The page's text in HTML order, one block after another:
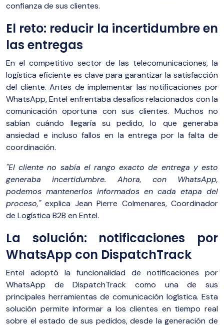
confianza de sus clientes.
El reto: reducir la incertidumbre en
las entregas
En el competitivo sector de las telecomunicaciones, la
logística eficiente es clave para garantizar la satisfacción
del cliente. Antes de implementar las notificaciones por
WhatsApp, Entel enfrentaba desafíos relacionados con la
comunicación oportuna con sus clientes. Muchos no
sabían cuándo llegaría su pedido, lo que generaba
ansiedad e incluso fallos en la entrega por la falta de
coordinación.
"El cliente no sabía el rango exacto de entrega y esto
generaba incertidumbre. Ahora, con WhatsApp,
podemos mantenerlos informados en cada etapa del
proceso,"explica Jean Pierre Colmenares, Coordinador
de Logística B2B en Entel.
La solución: notificaciones por
WhatsApp con DispatchTrack
Entel adoptó la funcionalidad de notificaciones por
WhatsApp de DispatchTrack como una de sus
principales herramientas de comunicación logística. Esta
solución permite informar a los clientes en tiempo real
sobre el estado de sus pedidos, desde la generación de